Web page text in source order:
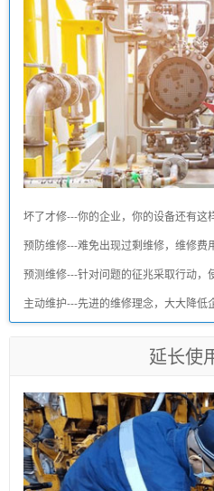
坏了才修---你的企业，你的设备还有这
预防维修---难免出现过剩维修，维修费
预测维修---针对问题的征兆采取行动，
主动维护---先进的维修理念，大大降低
延长使